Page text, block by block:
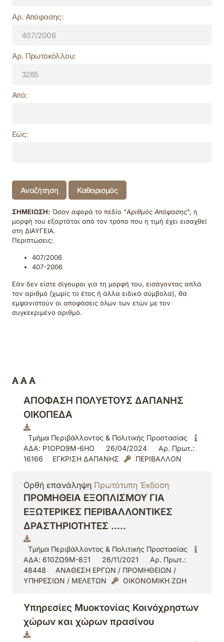
Αρ. Απόφασης:
Αρ. Πρωτοκόλλου:
Από:
Εώς:
Αναζήτηση Καθαρισμός
ΣΗΜΕΙΩΣΗ: Όσον αφορά το πεδίο "Αριθμός Απόφασης", η
μορφή του εξαρτάται από τον τρόπο που η τιμή έχει εισαχθεί
στη ΔΙΑΥΓΕΙΑ.
Περιπτώσεις:
407/2006
407-2006
Εάν δεν είστε σίγουροι για τη μορφή του, εισάγοντας απλά
τον αριθμό (χωρίς το έτος ή άλλα ειδικά σύμβολα), θα
εμφανιστούν οι αποφάσεις όλων των ετών με τον
συγκεκριμένο αριθμό.
ΑΠΟΦΑΣΗ ΠΟΛΥΕΤΟΥΣ ΔΑΠΑΝΗΣ
ΟΙΚΟΠΕΔΑ
Τμήμα Περιβάλλοντος & Πολιτικής Προστασίας
ΑΔΑ: Ρ1ΟΡΩ9Μ-6ΗΟ
26/04/2024
Αρ. Πρωτ.:
16166
ΕΓΚΡΙΣΗ ΔΑΠΑΝΗΣ ΠΕΡΙΒΑΛΛΟΝ
Ορθή επανάληψη Πρωτότυπη Έκδοση
ΠΡΟΜΗΘΕΙΑ ΕΞΟΠΛΙΣΜΟΥ ΓΙΑ
ΕΞΩΤΕΡΙΚΕΣ ΠΕΡΙΒΑΛΛΟΝΤΙΚΕΣ
ΔΡΑΣΤΗΡΙΟΤΗΤΕΣ …..
Τμήμα Περιβάλλοντος & Πολιτικής Προστασίας
ΑΔΑ: 610ΖΩ9Μ-8Ξ1
26/11/2021
Αρ. Πρωτ.:
48448
ΑΝΑΘΕΣΗ ΕΡΓΩΝ / ΠΡΟΜΗΘΕΙΩΝ /
ΥΠΗΡΕΣΙΩΝ / ΜΕΛΕΤΩΝ
ΟΙΚΟΝΟΜΙΚΗ ΖΩΗ
Υπηρεσίες Μυοκτονίας Κοινόχρηστων
χώρων και χώρων πρασίνου